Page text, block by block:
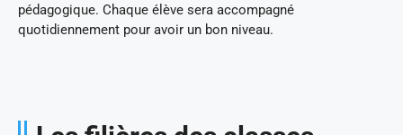
pédagogique. Chaque élève sera accompagné
quotidiennement pour avoir un bon niveau.